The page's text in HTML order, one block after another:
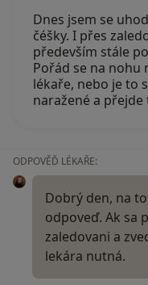
Dnes jsem se
čéšky. I přes
především stále
Pořád se na nohu
lékaře, nebo je to
naražené a
ODPOVĚĎ LÉKAŘE:
Dobrý den, na
odpoveď. Ak sa
zaledovani a
lekára nutná.